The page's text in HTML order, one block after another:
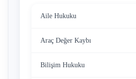
Aile Hukuku
Araç Değer Kaybı
Bilişim Hukuku